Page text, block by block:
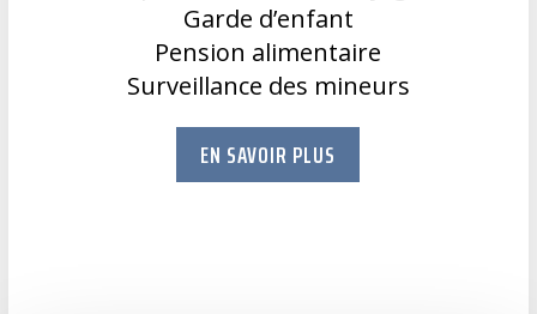
Garde d’enfant
Pension alimentaire
Surveillance des mineurs
EN SAVOIR PLUS